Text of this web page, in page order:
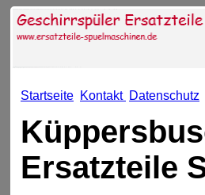
Startseite Kontakt Datenschutz
Ersatzteile